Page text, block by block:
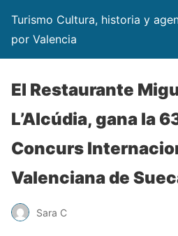
Turismo Cultura, historia y
por Valencia
El Restaurante
L’Alcúdia, gana la
Concurs
Valenciana de
Sara C